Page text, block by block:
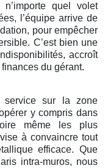
quel volet
l’équipe arrive de
pour empêcher
C’est bien une
accroît
du gérant.
service sur la zone
y compris dans
même les plus
à convaincre tout
efficace. Que
intra-muros, nous